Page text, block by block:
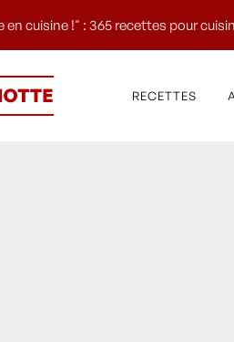
en cuisine !" : 365 recettes pour
RECETTES